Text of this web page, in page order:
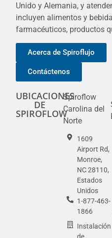
Unido y Alemania, y
incluyen alimentos y
farmacéuticos, productos
Acerca de Spiroflujo
Contáctenos
UBICACIONES
DE
SPIROFLOW
Spiroflow
Carolina del
Norte
1609
Airport Rd,
Monroe,
NC 28110,
Estados
Unidos
1-877-463-
1866
Instalación